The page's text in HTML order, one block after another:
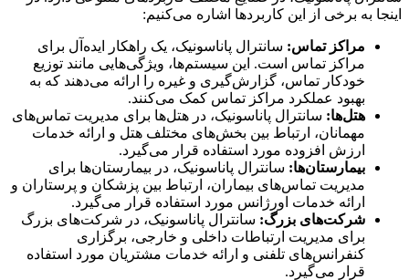
اینجا به برخی از این کاربردها اشاره می‌کنیم:
مراکز تماس: سانترال پاناسونیک، یک راهکار ایده‌آل برای
مراکز تماس است. این سیستم‌ها، ویژگی‌هایی مانند توزیع
خودکار تماس، گزارش‌گیری و غیره را ارائه می‌دهند که به
بهبود عملکرد مراکز تماس کمک می‌کنند.
هتل‌ها: سانترال پاناسونیک، در هتل‌ها برای مدیریت تماس‌های
مهمانان، ارتباط بین بخش‌های مختلف هتل و ارائه خدمات
ارزش افزوده مورد استفاده قرار می‌گیرد.
بیمارستان‌ها: سانترال پاناسونیک، در بیمارستان‌ها برای
مدیریت تماس‌های بیماران، ارتباط بین پزشکان و پرستاران و
ارائه خدمات اورژانس مورد استفاده قرار می‌گیرد.
شرکت‌های بزرگ: سانترال پاناسونیک، در شرکت‌های بزرگ
برای مدیریت ارتباطات داخلی و خارجی، برگزاری
کنفرانس‌های تلفنی و ارائه خدمات مشتریان مورد استفاده
قرار می‌گیرد.